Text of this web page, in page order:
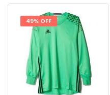
49% OFF